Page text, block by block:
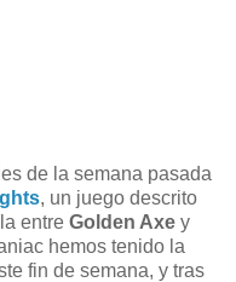
de la semana pasada
, un juego descrito
entre Golden Axe y
hemos tenido la
fin de semana, y tras